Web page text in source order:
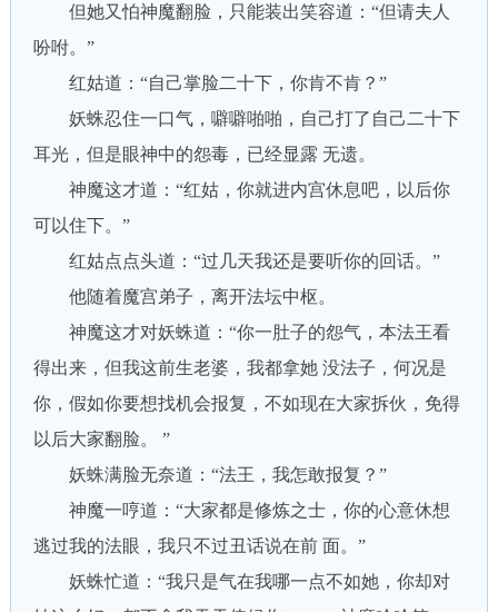
但她又怕神魔翻脸，只能装出笑容道：“但请夫人
吩咐。”
红姑道：“自己掌脸二十下，你肯不肯？”
妖蛛忍住一口气，噼噼啪啪，自己打了自己二十下
耳光，但是眼神中的怨毒，已经显露 无遗。
神魔这才道：“红姑，你就进内宫休息吧，以后你
可以住下。”
红姑点点头道：“过几天我还是要听你的回话。”
他随着魔宫弟子，离开法坛中枢。
神魔这才对妖蛛道：“你一肚子的怨气，本法王看
得出来，但我这前生老婆，我都拿她 没法子，何况是
你，假如你要想找机会报复，不如现在大家拆伙，免得
以后大家翻脸。 ”
妖蛛满脸无奈道：“法王，我怎敢报复？”
神魔一哼道：“大家都是修炼之士，你的心意休想
逃过我的法眼，我只不过丑话说在前 面。”
妖蛛忙道：“我只是气在我哪一点不如她，你却对